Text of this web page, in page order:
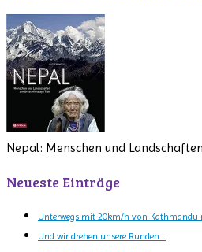
Nepal: Menschen und
Neueste Einträge
Unterwegs mit 20km/h von Kathmandu
Und wir drehen unsere Runden…